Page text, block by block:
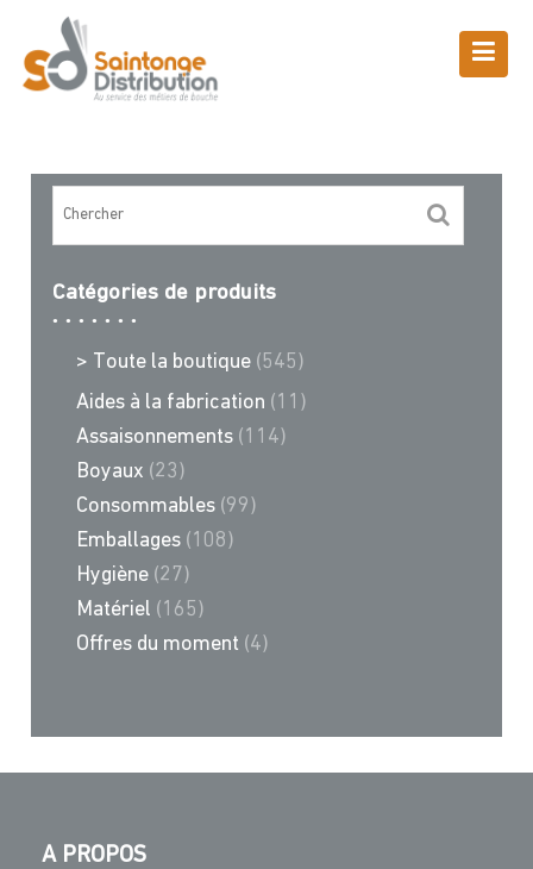
content
Boutique
Catégories de produits
> Toute la boutique (545)
Aides à la fabrication (11)
Assaisonnements (114)
Boyaux (23)
Consommables (99)
Emballages (108)
Hygiène (27)
Matériel (165)
Offres du moment (4)
A PROPOS